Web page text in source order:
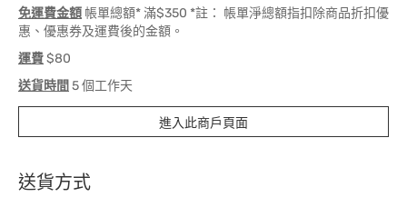
免運費金額 帳單總額* 滿$350 *註： 帳單淨總額指扣除商品折扣優
惠、優惠券及運費後的金額。
運費$80
送貨時間 5 個工作天
進入此商戶頁面
送貨方式